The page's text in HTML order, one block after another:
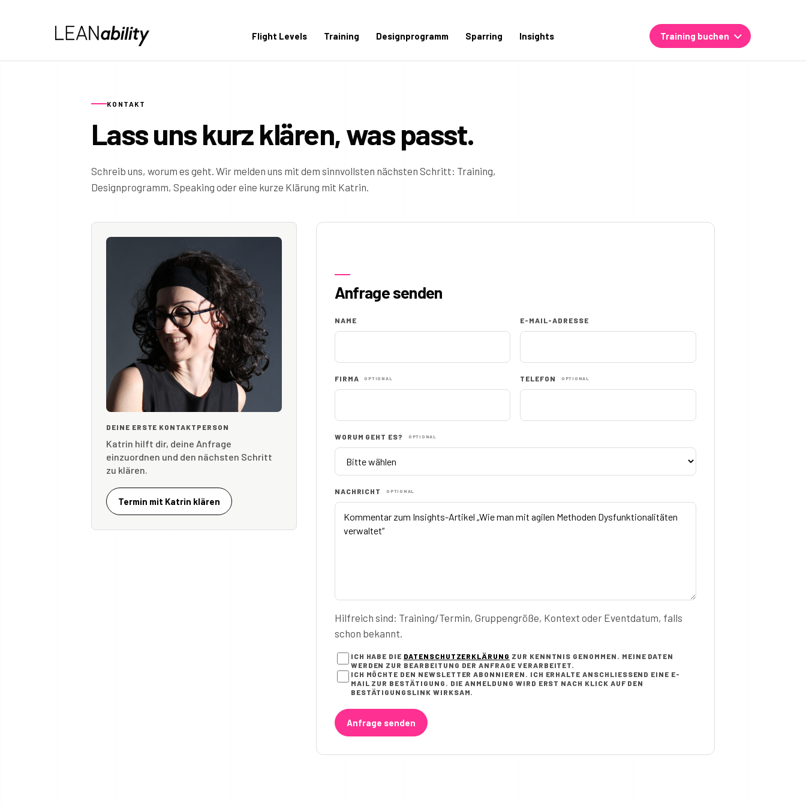
Flight Levels Training Designprogramm Sparring Insights Training buchen
KONTAKT
Lass uns kurz klären, was passt.
Schreib uns, worum es geht. Wir melden uns mit dem sinnvollsten nächsten Schritt: Training,
Designprogramm, Speaking oder eine kurze Klärung mit Katrin.
DEINE ERSTE KONTAKTPERSON
Katrin hilft dir, deine Anfrage
einzuordnen und den nächsten Schritt
zu klären.
Termin mit Katrin klären
Anfrage senden
NAME E-MAIL-ADRESSE
FIRMA OPTIONAL TELEFON OPTIONAL
WORUM GEHT ES? OPTIONAL
NACHRICHT OPTIONAL
Hilfreich sind: Training/Termin, Gruppengröße, Kontext oder Eventdatum, falls
schon bekannt.
ICH HABE DIE DATENSCHUTZERKLÄRUNG ZUR KENNTNIS GENOMMEN. MEINE DATEN
WERDEN ZUR BEARBEITUNG DER ANFRAGE VERARBEITET.
ICH MÖCHTE DEN NEWSLETTER ABONNIEREN. ICH ERHALTE ANSCHLIESSEND EINE E-M
AIL ZUR BESTÄTIGUNG. DIE ANMELDUNG WIRD ERST NACH KLICK AUF DEN B
ESTÄTIGUNGSLINK WIRKSAM.
Anfrage senden